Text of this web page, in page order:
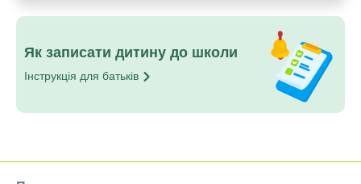
Як записати дитину до школи
Інструкція для батьків